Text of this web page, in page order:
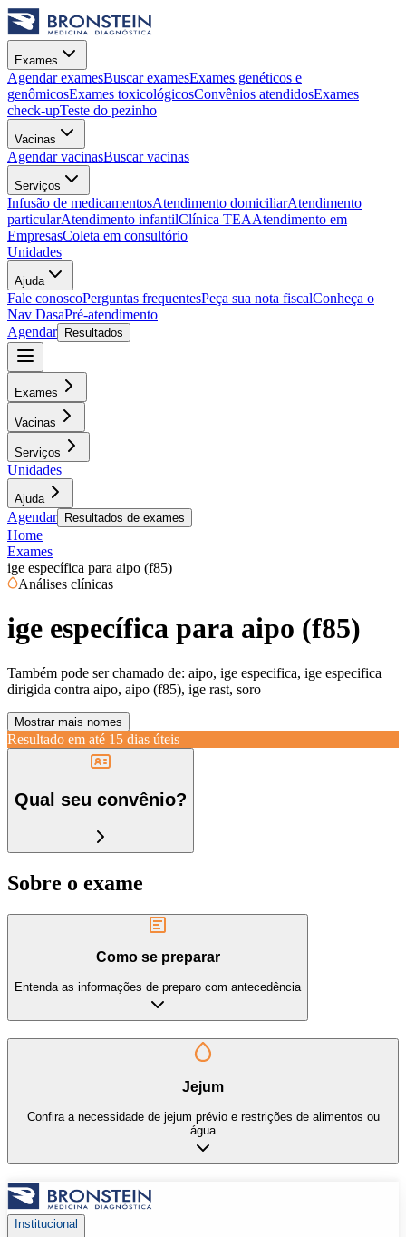
Exames
Agendar examesBuscar examesExames genéticos e
genômicosExames toxicológicosConvênios atendidosExames
check-upTeste do pezinho
Vacinas
Agendar vacinasBuscar vacinas
Serviços
Infusão de medicamentosAtendimento domiciliarAtendimento
particularAtendimento infantilClínica TEAAtendimento em
EmpresasColeta em consultório
Unidades
Ajuda
Fale conoscoPerguntas frequentesPeça sua nota fiscalConheça o
Nav DasaPré-atendimento
Agendar
Resultados
Exames
Vacinas
Serviços
Unidades
Ajuda
Agendar Resultados de exames
Home
Exames
ige específica para aipo (f85)
Análises clínicas
ige específica para aipo (f85)
Também pode ser chamado de: aipo, ige especifica, ige especifica
dirigida contra aipo, aipo (f85), ige rast, soro
Mostrar mais nomes
Resultado em até 15 dias úteis
Qual seu convênio?
Sobre o exame
Como se preparar
Entenda as informações de preparo com antecedência
Jejum
Confira a necessidade de jejum prévio e restrições de alimentos ou
água
Institucional